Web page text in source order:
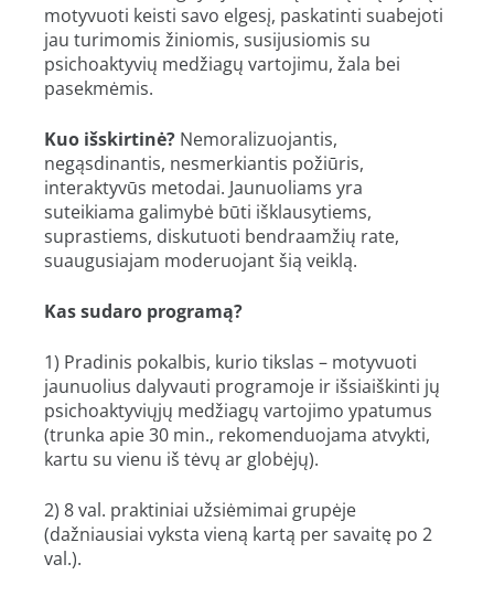
motyvuoti keisti savo elgesį, paskatinti suabejoti
jau turimomis žiniomis, susijusiomis su
psichoaktyvių medžiagų vartojimu, žala bei
pasekmėmis.
Kuo išskirtinė? Nemoralizuojantis,
negąsdinantis, nesmerkiantis požiūris,
interaktyvūs metodai. Jaunuoliams yra
suteikiama galimybė būti išklausytiems,
suprastiems, diskutuoti bendraamžių rate,
suaugusiajam moderuojant šią veiklą.
Kas sudaro programą?
1) Pradinis pokalbis, kurio tikslas – motyvuoti
jaunuolius dalyvauti programoje ir išsiaiškinti jų
psichoaktyviųjų medžiagų vartojimo ypatumus
(trunka apie 30 min., rekomenduojama atvykti,
kartu su vienu iš tėvų ar globėjų).
2) 8 val. praktiniai užsiėmimai grupėje
(dažniausiai vyksta vieną kartą per savaitę po 2
val.).